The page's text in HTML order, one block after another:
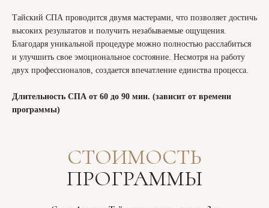
Тайский СПА проводится двумя мастерами, что позволяет достичь
высоких результатов и получить незабываемые ощущения.
Благодаря уникальной процедуре можно полностью расслабиться
и улучшить свое эмоциональное состояние. Несмотря на работу
двух профессионалов, создается впечатление единства процесса.
Длительность СПА от 60 до 90 мин. (зависит от времени
программы)
СТОИМОСТЬ
ПРОГРАММЫ